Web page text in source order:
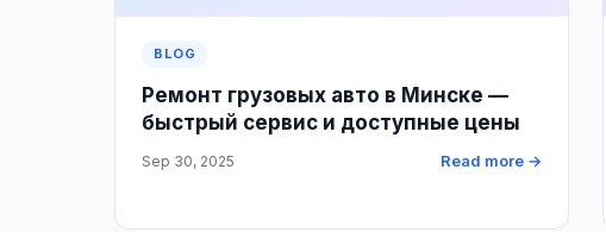
BLOG
Ремонт грузовых авто в Минске —
быстрый сервис и доступные цены
Sep 30, 2025 Read more →